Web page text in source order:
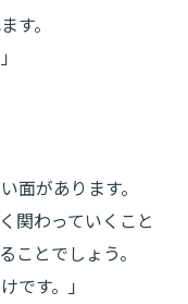
す。
面があります。
関わっていくこと
ことでしょう。
です。」